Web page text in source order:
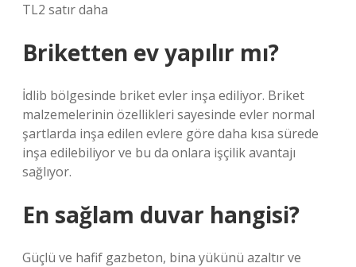
TL2 satır daha
Briketten ev yapılır mı?
İdlib bölgesinde briket evler inşa ediliyor. Briket
malzemelerinin özellikleri sayesinde evler normal
şartlarda inşa edilen evlere göre daha kısa sürede
inşa edilebiliyor ve bu da onlara işçilik avantajı
sağlıyor.
En sağlam duvar hangisi?
Güçlü ve hafif gazbeton, bina yükünü azaltır ve